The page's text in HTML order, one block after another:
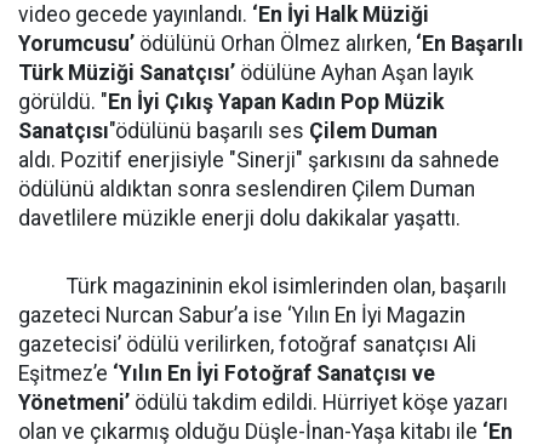
video gecede yayınlandı. ‘En İyi Halk Müziği
Yorumcusu’ ödülünü Orhan Ölmez alırken, ‘En Başarılı
Türk Müziği Sanatçısı’ ödülüne Ayhan Aşan layık
görüldü. " En İyi Çıkış Yapan Kadın Pop Müzik
Sanatçısı"ödülünü başarılı ses Çilem Duman
aldı. Pozitif enerjisiyle "Sinerji" şarkısını da sahnede
ödülünü aldıktan sonra seslendiren Çilem Duman
davetlilere müzikle enerji dolu dakikalar yaşattı.
Türk magazininin ekol isimlerinden olan, başarılı
gazeteci Nurcan Sabur’a ise ‘Yılın En İyi Magazin
gazetecisi’ ödülü verilirken, fotoğraf sanatçısı Ali
Eşitmez’e ‘Yılın En İyi Fotoğraf Sanatçısı ve
Yönetmeni’ ödülü takdim edildi. Hürriyet köşe yazarı
olan ve çıkarmış olduğu Düşle-İnan-Yaşa kitabı ile ‘En